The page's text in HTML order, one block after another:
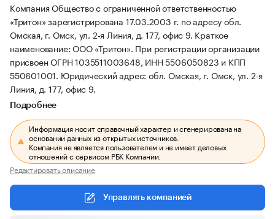
Компания Общество с ограниченной ответственностью
«Тритон» зарегистрирована 17.03.2003 г. по адресу обл.
Омская, г. Омск, ул. 2-я Линия, д. 177, офис 9. Краткое
наименование: ООО «Тритон». При регистрации организации
присвоен ОГРН 1035511003648, ИНН 5506050823 и КПП
550601001. Юридический адрес: обл. Омская, г. Омск, ул. 2-я
Линия, д. 177, офис 9.
Подробнее
Информация носит справочный характер и сгенерирована на
основании данных из открытых источников.
Компания не является пользователем и не имеет деловых
отношений с сервисом РБК Компании.
Редактировать описание
Управлять компанией